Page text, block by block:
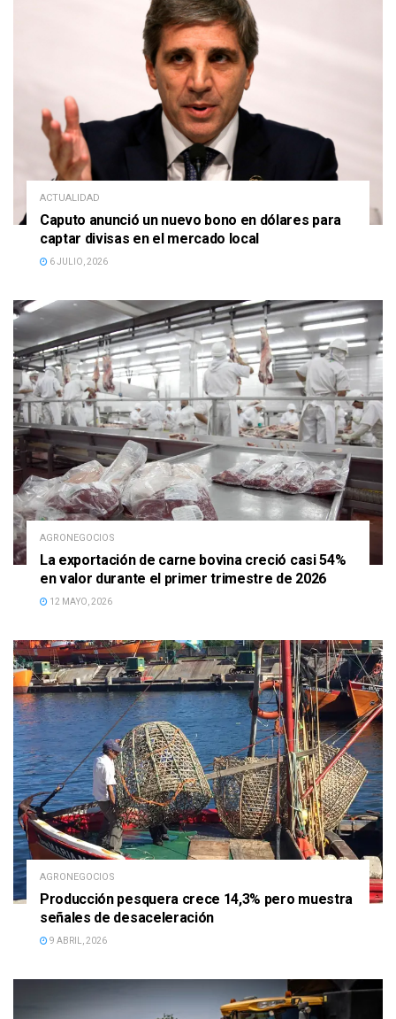
ACTUALIDAD
Caputo anunció un nuevo bono en dólares para
captar divisas en el mercado local
6 JULIO, 2026
AGRONEGOCIOS
La exportación de carne bovina creció casi 54%
en valor durante el primer trimestre de 2026
12 MAYO, 2026
AGRONEGOCIOS
Producción pesquera crece 14,3% pero muestra
señales de desaceleración
9 ABRIL, 2026